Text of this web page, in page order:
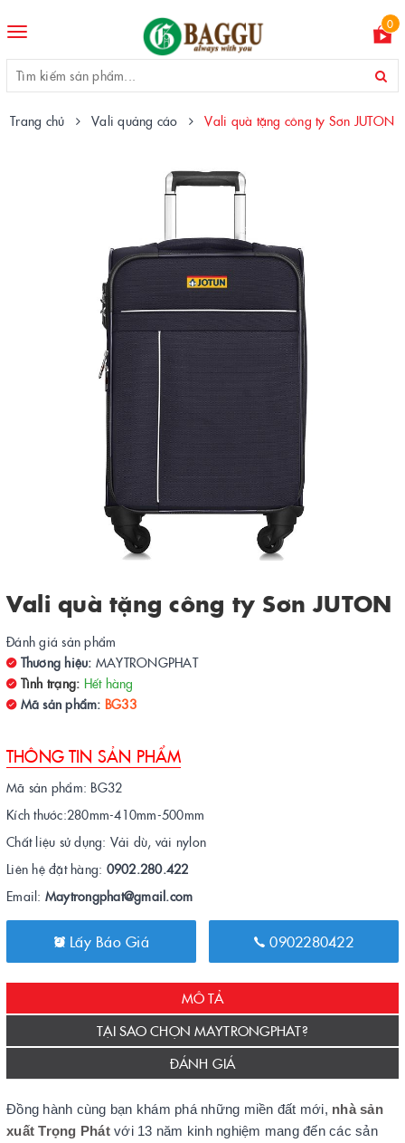
Toggle
0
Trang chủ Vali quảng cáo Vali quà tặng công ty Sơn JUTON
Vali quà tặng công ty Sơn JUTON
Đánh giá sản phẩm
Thương hiệu: MAYTRONGPHAT
Tình trạng: Hết hàng
Mã sản phẩm: BG33
THÔNG TIN SẢN PHẨM
Mã sản phẩm: BG32
Kích thước:280mm-410mm-500mm
Chất liệu sử dụng: Vải dù, vải nylon
Liên hệ đặt hàng: 0902.280.422
Email: Maytrongphat@gmail.com
Lấy Báo Giá 0902280422
MÔ TẢ
TẠI SAO CHỌN MAYTRONGPHAT?
ĐÁNH GIÁ
Đồng hành cùng bạn khám phá những miền đất mới, nhà sản
xuất Trọng Phátvới 13 năm kinh nghiệm mang đến các sản